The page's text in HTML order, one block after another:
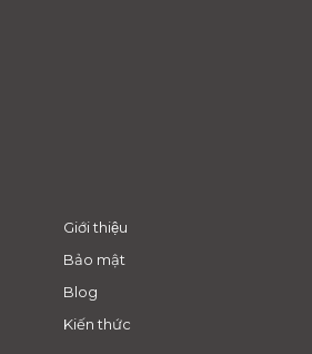
Giới thiệu
Bảo mật
Blog
Kiến thức